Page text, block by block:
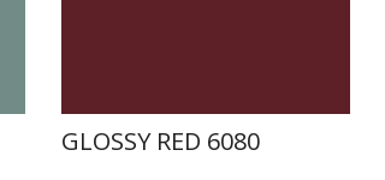
GLOSSY RED 6080